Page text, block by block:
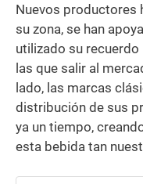
Nuevos productores
su zona, se han
utilizado su
las que salir al
lado, las marcas
distribución de sus
ya un tiempo,
esta bebida tan